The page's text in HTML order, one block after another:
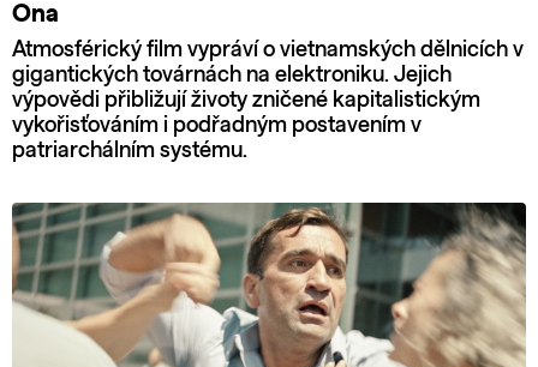
Ona
Atmosférický film vypráví o vietnamských dělnicích v
gigantických továrnách na elektroniku. Jejich
výpovědi přibližují životy zničené kapitalistickým
vykořisťováním i podřadným postavením v
patriarchálním systému.